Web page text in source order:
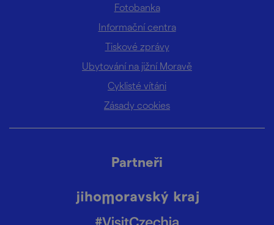
Fotobanka
Informační centra
Tiskové zprávy
Ubytování na jižní Moravě
Cyklisté vítáni
Zásady cookies
Partneři